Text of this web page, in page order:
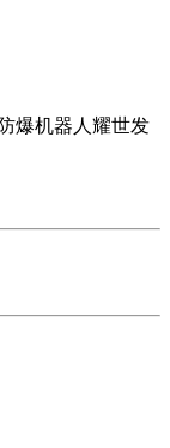
爆机器人耀世发